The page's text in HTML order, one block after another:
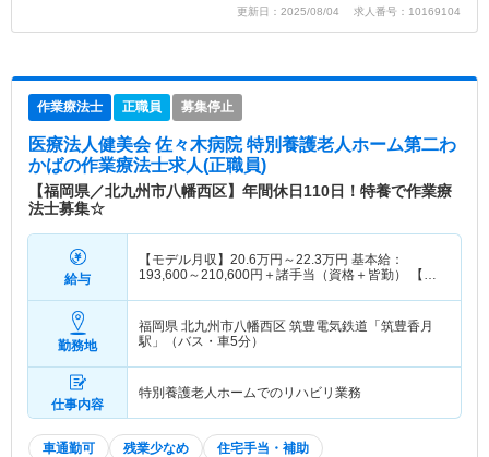
更新日：2025/08/04 求人番号：10169104
作業療法士 正職員 募集停止
医療法人健美会 佐々木病院 特別養護老人ホーム第二わ
かばの作業療法士求人(正職員)
【福岡県／北九州市八幡西区】年間休日110日！特養で作業療
法士募集☆
給与
【モデル月収】 20.6万円～22.3万円 基本給：
193,600～210,600円＋諸手当（資格＋皆勤） 【モ
勤務地
福岡県 北九州市八幡西区 筑豊電気鉄道「筑豊香月
駅」（バス・車5分）
仕事内容
特別養護老人ホームでのリハビリ業務
車通勤可 残業少なめ 住宅手当・補助